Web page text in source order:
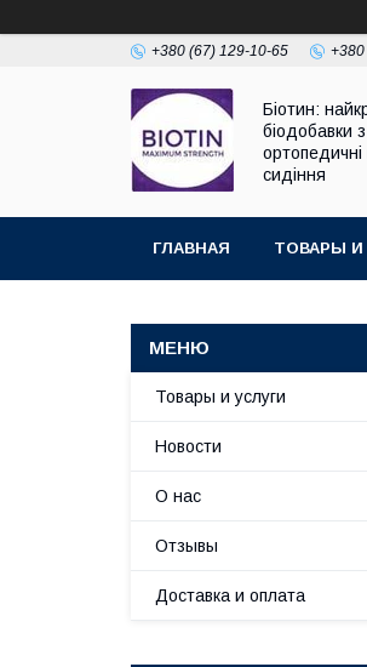
+380 (67) 129-10-65
Біотин:
біодобавки
сидіння
ГЛАВНАЯ ТОВАРЫ И
Товары и услуги
Новости
О нас
Отзывы
Доставка и оплата